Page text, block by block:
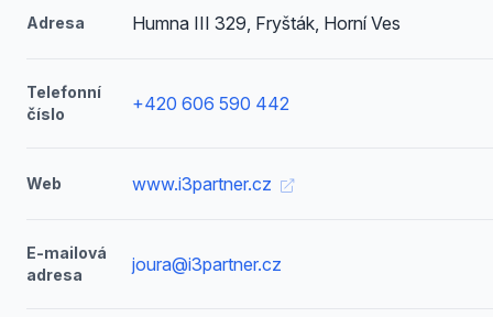
Adresa Humna III 329, Fryšták, Horní Ves
Telefonní
číslo
+420 606 590 442
Web www.i3partner.cz
E-mailová
adresa
joura@i3partner.cz